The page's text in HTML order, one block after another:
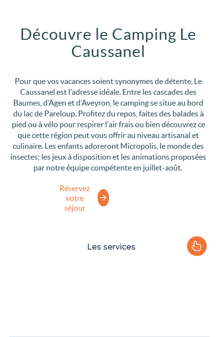
Découvre le Camping Le
Caussanel
Pour que vos vacances soient synonymes de détente, Le
Caussanel est l'adresse idéale. Entre les cascades des
Baumes, d’Agen et d’Aveyron, le camping se situe au bord
du lac de Pareloup. Profitez du repos, faites des balades à
pied ou à vélo pour respirer l'air frais ou bien découvrez ce
que cette région peut vous offrir au niveau artisanal et
culinaire. Les enfants adoreront Micropolis, le monde des
insectes; les jeux à disposition et les animations proposées
par notre équipe compétente en juillet-août.
Réservez
votre
séjour
Les services